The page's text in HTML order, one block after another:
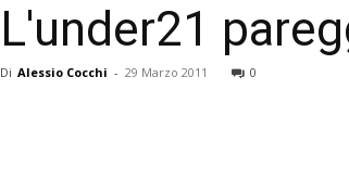
L'under21
Di Alessio Cocchi - 29 Marzo 2011 0